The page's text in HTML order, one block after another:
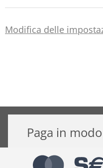
Modifica delle
Paga in